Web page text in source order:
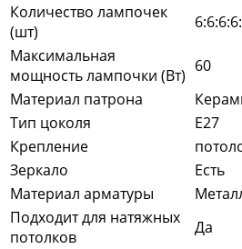
Количество лампочек
(шт)
Максимальная
мощность лампочки (Вт) 60
Материал патрона
Тип цоколя
E27
Крепление
Зеркало
Есть
Материал арматуры
Подходит для натяжных
потолков
Да